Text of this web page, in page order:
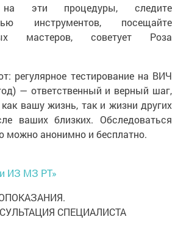
эти процедуры, следите
инструментов, посещайте
мастеров, советует Роза
регулярное тестирование на ВИЧ
— ответственный и верный шаг,
вашу жизнь, так и жизни других
ваших близких. Обследоваться
анонимно и бесплатно.
ИЗ МЗ РТ»
СПЕЦИАЛИСТА